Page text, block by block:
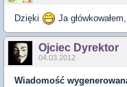
Dzięki Ja
Ojciec Dyrektor
04.03.2012
Wiadomość